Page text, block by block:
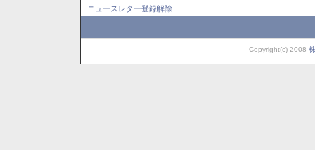
ニュースレター登録解除
Copyright(c) 2008